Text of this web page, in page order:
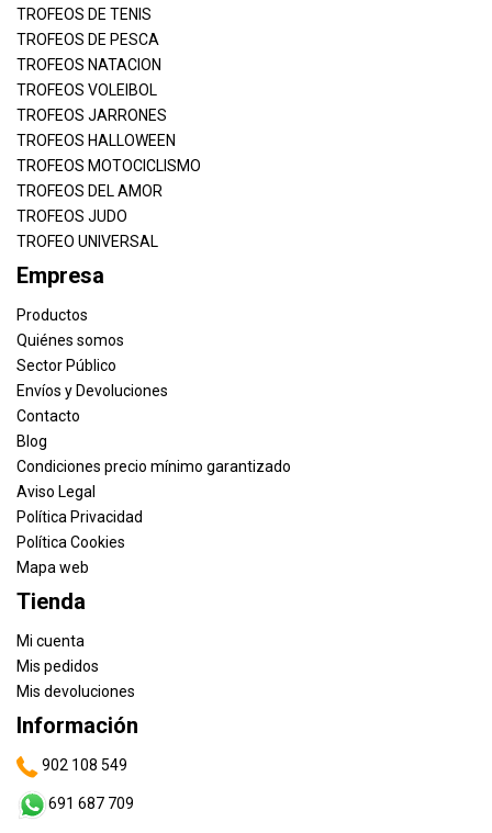
TROFEOS DE TENIS
TROFEOS DE PESCA
TROFEOS NATACION
TROFEOS VOLEIBOL
TROFEOS JARRONES
TROFEOS HALLOWEEN
TROFEOS MOTOCICLISMO
TROFEOS DEL AMOR
TROFEOS JUDO
TROFEO UNIVERSAL
Empresa
Productos
Quiénes somos
Sector Público
Envíos y Devoluciones
Contacto
Blog
Condiciones precio mínimo garantizado
Aviso Legal
Política Privacidad
Política Cookies
Mapa web
Tienda
Mi cuenta
Mis pedidos
Mis devoluciones
Información
902 108 549
691 687 709